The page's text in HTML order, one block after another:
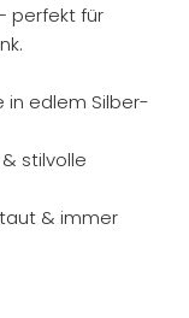
perfekt für
in edlem Silber-
stilvolle
& immer